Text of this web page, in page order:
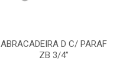
ABRACADEIRA D C/ PARAF
ZB 3/4”